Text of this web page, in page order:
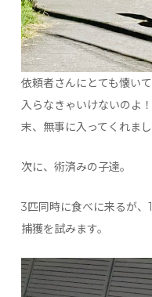
依頼者さんにとても懐い
入らなきゃいけないのよ
末、無事に入ってくれま
次に、術済みの子達。
3匹同時に食べに来るが
捕獲を試みます。